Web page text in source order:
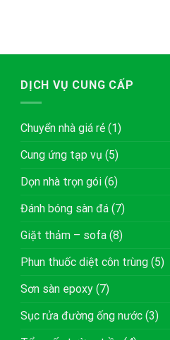
DỊCH VỤ CUNG CẤP
Chuyển nhà giá rẻ (1)
Cung ứng tạp vụ (5)
Dọn nhà trọn gói (6)
Đánh bóng sàn đá (7)
Giặt thảm – sofa (8)
Phun thuốc diệt côn trùng (5)
Sơn sàn epoxy (7)
Sục rửa đường ống nước (3)